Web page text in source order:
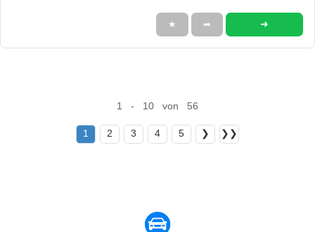
★ ➦ ➜
1 - 10 von 56
1 2 3 4 5 ❯ ❯❯